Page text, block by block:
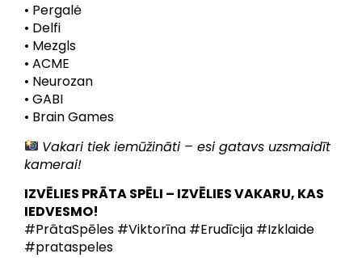
• Pergalė
• Delfi
• Mezgls
• ACME
• Neurozan
• GABI
• Brain Games
Vakari tiek iemūžināti – esi gatavs uzsmaidīt
kamerai!
IZVĒLIES PRĀTA SPĒLI – IZVĒLIES VAKARU, KAS
IEDVESMO!
#PrātaSpēles #Viktorīna #Erudīcija #Izklaide
#prataspeles